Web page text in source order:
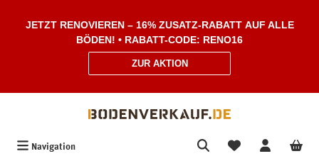
JETZT RENOVIEREN – 16% ZUSATZ-RABATT AUF ALLE
BÖDEN! • RABATT-CODE: RENO16
ZUR AKTION
Navigation